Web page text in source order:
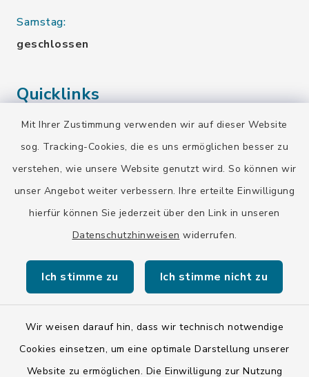
Mit Ihrer Zustimmung verwenden wir auf dieser Website
sog. Tracking-Cookies, die es uns ermöglichen besser zu
verstehen, wie unsere Website genutzt wird. So können wir
unser Angebot weiter verbessern. Ihre erteilte Einwilligung
hierfür können Sie jederzeit über den Link in unseren
Datenschutzhinweisen widerrufen.
Ich stimme zu Ich stimme nicht zu
Wir weisen darauf hin, dass wir technisch notwendige
Cookies einsetzen, um eine optimale Darstellung unserer
Website zu ermöglichen. Die Einwilligung zur Nutzung
Samstag:
geschlossen
Quicklinks
Landratsamt Bad Tölz-Wolfratshausen
BayernPortal
Kontakt
Barrierefreiheit